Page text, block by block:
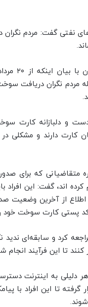
نفتی گفت: مردم نگران
مدیر
مردم نگران دریافت
و دلبازانه کارت
دارند و مشکلی در
که برای صدور
نام کرده اند، گفت: این
از آخرین وضعیت
کرد و سابقه‌ای ندید
تا این فرآیند انجام
به اینترنت